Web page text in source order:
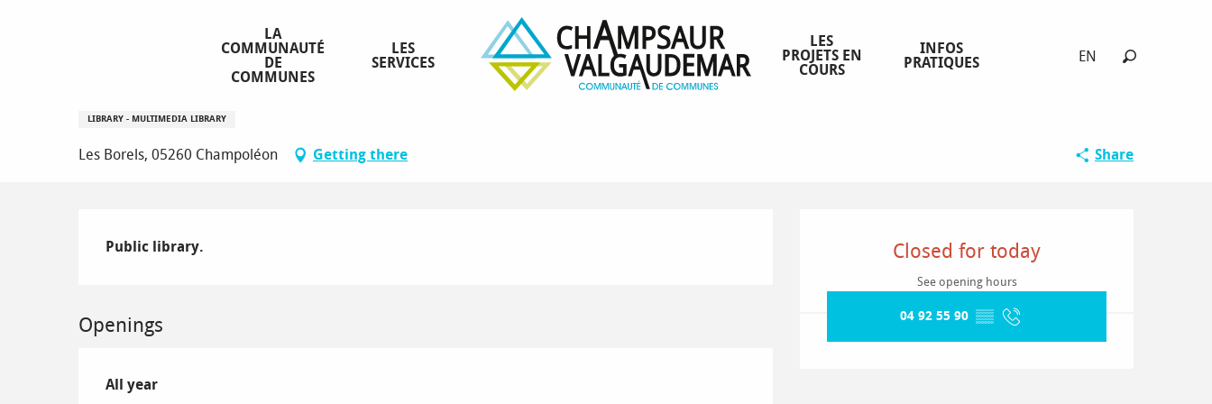
EN
LA
COMMUNAUTÉ
DE
COMMUNES
LES
SERVICES
LES
PROJETS EN
COURS
INFOS
PRATIQUES
Bibliothèque de Champoléon
LIBRARY - MULTIMEDIA LIBRARY
Les Borels, 05260 Champoléon Getting there Share
Closed for today
See opening hours
04 92 55 90 ▒▒
Public library.
Openings
All year
All year